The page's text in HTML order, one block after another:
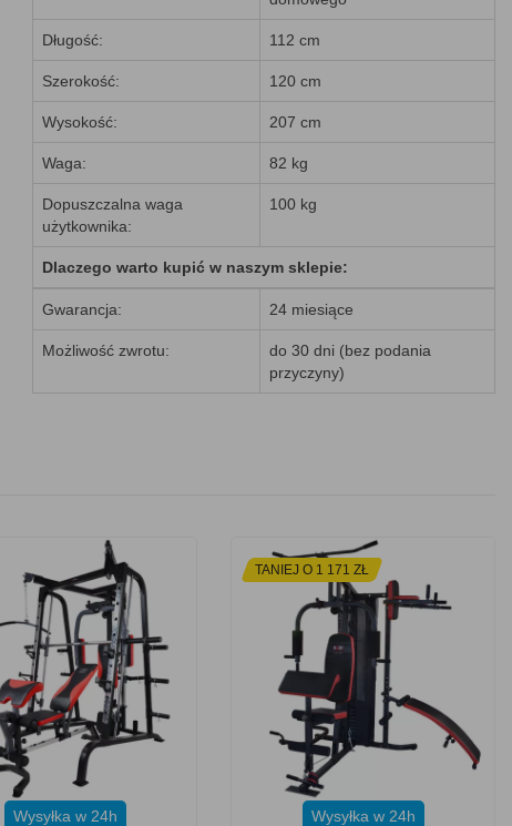
Długość: 112 cm
Szerokość: 120 cm
Wysokość: 207 cm
Waga: 82 kg
Dopuszczalna waga
użytkownika:
100 kg
Dlaczego warto kupić w naszym sklepie:
Gwarancja: 24 miesiące
Możliwość zwrotu:
do 30 dni (bez podania
przyczyny)
Wysyłka w 24h
TANIEJ O 1 171 ZŁ
Wysyłka w 24h